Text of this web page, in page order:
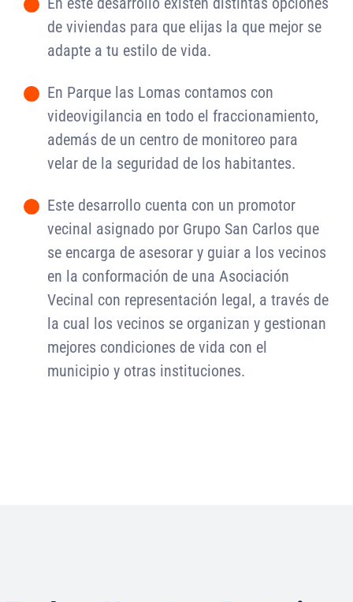
-
de viviendas para que elijas la que mejor se
adapte a tu estilo de vida.
-
En Parque las Lomas contamos con
videovigilancia en todo el fraccionamiento,
además de un centro de monitoreo para
velar de la seguridad de los habitantes.
-
Este desarrollo cuenta con un promotor
vecinal asignado por Grupo San Carlos que
se encarga de asesorar y guiar a los vecinos
en la conformación de una Asociación
Vecinal con representación legal, a través de
la cual los vecinos se organizan y gestionan
mejores condiciones de vida con el
municipio y otras instituciones.